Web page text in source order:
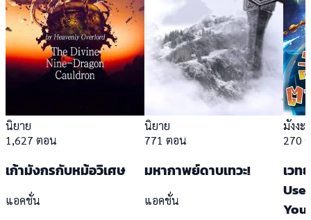
นิยาย
1,627 ตอน
เก้ามังกรกับหม้อวิเศษ
แอคชั่น
นิยาย
771 ตอน
มหากาพย์ดาบเทวะ!
แอคชั่น
มังงะ
270
เวท
Use
You